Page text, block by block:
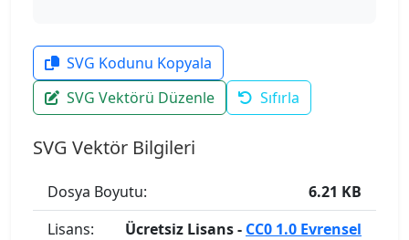
SVG Kodunu Kopyala
SVG Vektörü Düzenle
Sıfırla
SVG Vektör Bilgileri
Dosya Boyutu:
6.21 KB
Lisans:
Ücretsiz Lisans - CC0 1.0 Evrensel